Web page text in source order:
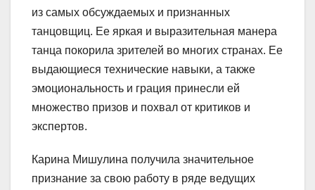
из самых обсуждаемых и признанных
танцовщиц. Ее яркая и выразительная манера
танца покорила зрителей во многих странах. Ее
выдающиеся технические навыки, а также
эмоциональность и грация принесли ей
множество призов и похвал от критиков и
экспертов.
Карина Мишулина получила значительное
признание за свою работу в ряде ведущих